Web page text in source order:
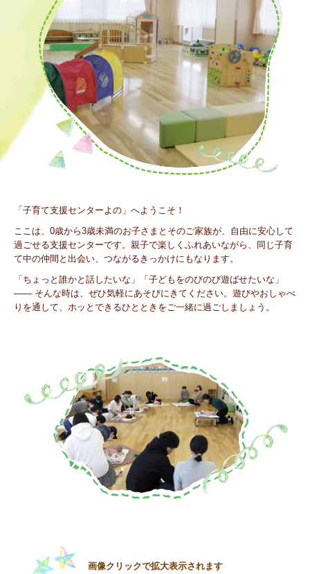
「子育て支援センターよの」へようこそ！
ここは、0歳から3歳未満のお子さまとそのご家族が、自由に安心して
過ごせる支援センターです。親子で楽しくふれあいながら、同じ子育
て中の仲間と出会い、つながるきっかけにもなります。
「ちょっと誰かと話したいな」「子どもをのびのび遊ばせたいな」
―― そんな時は、ぜひ気軽にあそびにきてください。遊びやおしゃべ
りを通して、ホッとできるひとときをご一緒に過ごしましょう。
画像クリックで拡大表示されます